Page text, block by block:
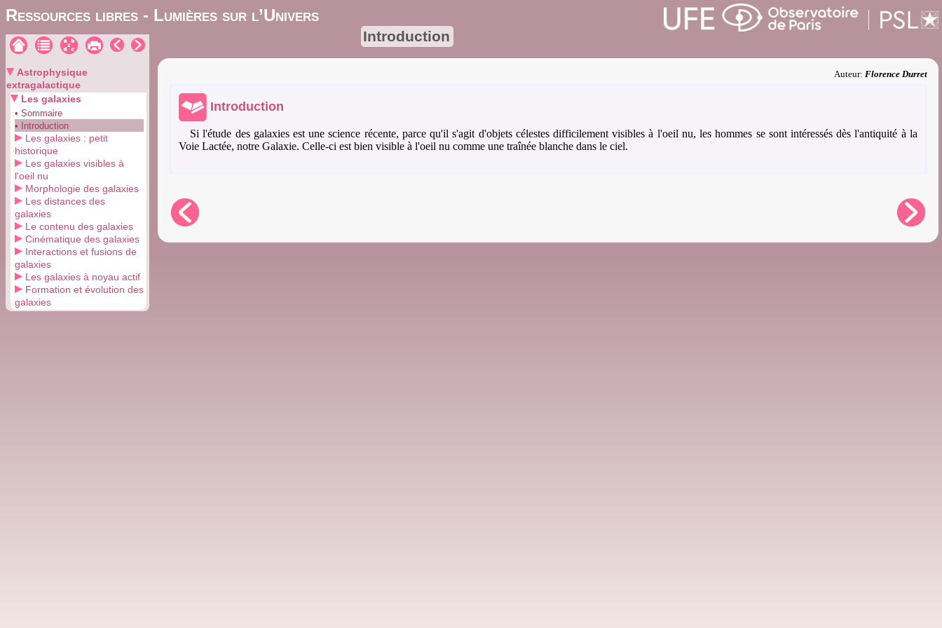
Ressources libres - Lumières sur l’Univers
Astrophysique
extragalactique
Les galaxies
• Sommaire
• Introduction
Les galaxies : petit
historique
Les galaxies visibles à
l'oeil nu
Morphologie des galaxies
Les distances des
galaxies
Le contenu des galaxies
Cinématique des galaxies
Interactions et fusions de
galaxies
Les galaxies à noyau actif
Formation et évolution des
galaxies
Introduction
Auteur: Florence Durret
Introduction
Si l'étude des galaxies est une science récente, parce qu'il s'agit d'objets célestes difficilement visibles à l'oeil nu, les hommes se sont intéressés dès l'antiquité à la
Voie Lactée, notre Galaxie. Celle-ci est bien visible à l'oeil nu comme une traînée blanche dans le ciel.